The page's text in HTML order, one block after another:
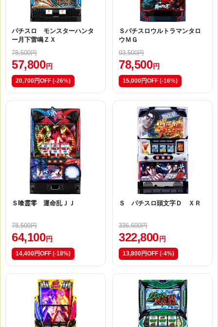
パチスロ モンスターハンタ
ー月下雷鳴ＺＸ
78,500円
57,800 円
20,700円OFF (-26%)
Ｓパチスロウルトラマンタロ
ウＭＧ
93,500円
78,500 円
15,000円OFF (-16%)
Ｓ喰霊零 運命乱ＪＪ
78,500円
64,100円
14,400円OFF (-18%)
Ｓ パチスロ頭文字Ｄ ＸＲ
336,600円
322,800円
13,800円OFF (-4%)